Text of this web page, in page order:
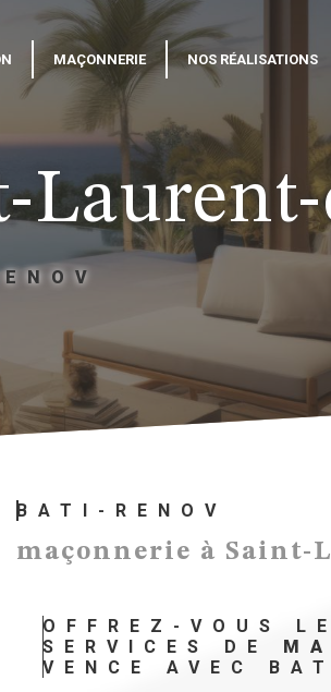
MAÇONNERIE NOS RÉALISATIONS
BATI-RENOV
maçonnerie à Saint-
OFFREZ-VOUS
SERVICES DE
VENCE AVEC